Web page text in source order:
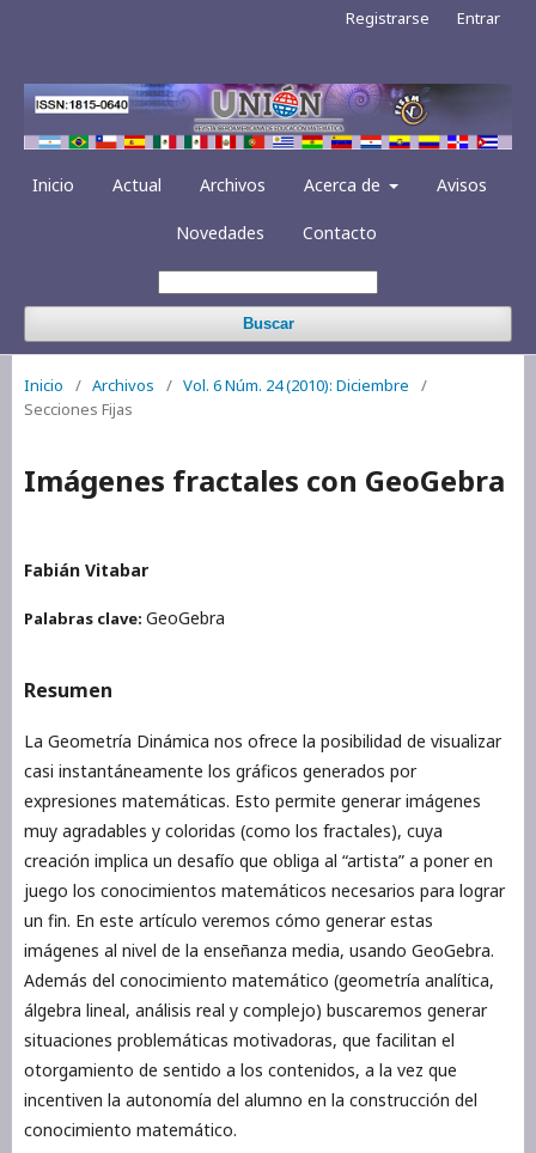
Inicio Actual Archivos Acerca de Avisos
Novedades Contacto
Buscar
Registrarse Entrar
Inicio / Archivos / Vol. 6 Núm. 24 (2010): Diciembre
/
Secciones Fijas
Imágenes fractales con GeoGebra
Fabián Vitabar
Palabras clave: GeoGebra
Resumen
La Geometría Dinámica nos ofrece la posibilidad de visualizar
casi instantáneamente los gráficos generados por
expresiones matemáticas. Esto permite generar imágenes
muy agradables y coloridas (como los fractales), cuya
creación implica un desafío que obliga al “artista” a poner en
juego los conocimientos matemáticos necesarios para lograr
un fin. En este artículo veremos cómo generar estas
imágenes al nivel de la enseñanza media, usando GeoGebra.
Además del conocimiento matemático (geometría analítica,
álgebra lineal, análisis real y complejo) buscaremos generar
situaciones problemáticas motivadoras, que facilitan el
otorgamiento de sentido a los contenidos, a la vez que
incentiven la autonomía del alumno en la construcción del
conocimiento matemático.